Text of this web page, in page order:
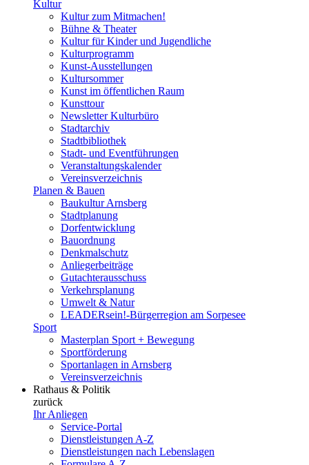
Kultur
Kultur zum Mitmachen!
Bühne & Theater
Kultur für Kinder und Jugendliche
Kulturprogramm
Kunst-Ausstellungen
Kultursommer
Kunst im öffentlichen Raum
Kunsttour
Newsletter Kulturbüro
Stadtarchiv
Stadtbibliothek
Stadt- und Eventführungen
Veranstaltungskalender
Vereinsverzeichnis
Planen & Bauen
Baukultur Arnsberg
Stadtplanung
Dorfentwicklung
Bauordnung
Denkmalschutz
Anliegerbeiträge
Gutachterausschuss
Verkehrsplanung
Umwelt & Natur
LEADERsein!-Bürgerregion am Sorpesee
Sport
Masterplan Sport + Bewegung
Sportförderung
Sportanlagen in Arnsberg
Vereinsverzeichnis
Rathaus & Politik
zurück
Ihr Anliegen
Service-Portal
Dienstleistungen A-Z
Dienstleistungen nach Lebenslagen